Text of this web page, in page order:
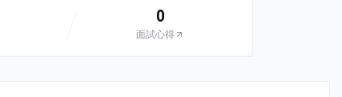
0
面試心得